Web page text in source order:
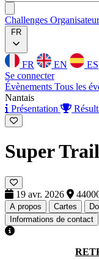
Challenges
FR
FR EN
ES
Se connecter
Évènements Tous les
Nantais
Présentation
Super
19 avr. 2026
A propos Cartes
Informations de contact